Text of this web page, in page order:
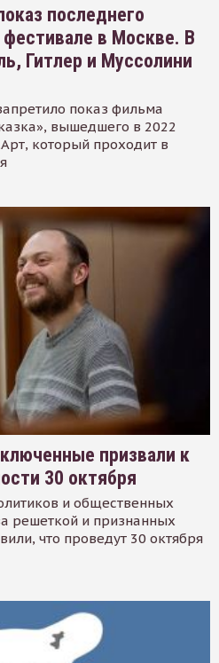
последнего
в Москве. В
Гитлер и Муссолини
показ фильма
вышедшего в 2022
который проходит в
призвали к
30 октября
и общественных
решеткой и признанных
что проведут 30 октября